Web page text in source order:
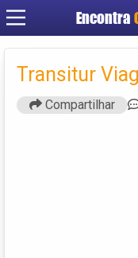
Encontra
Transitur
Compartilhar